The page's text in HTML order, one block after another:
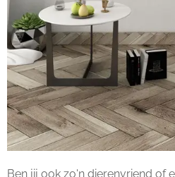
Ben jij ook zo'n dierenvriend of